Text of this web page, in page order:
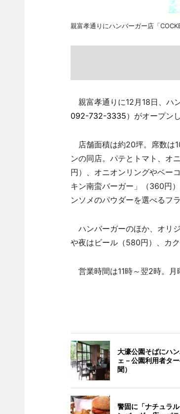
親富孝通りにハンバーガー店「
親富孝通りに12月18日、ハ
092-732-3335）がオープンし
店舗面積は約20坪。席数は
ンの同店。パテとトマト、オ
円）、オニオンリングやベー
キン南蛮バーガー」（360円
ンソメのパウダーを選べるフ
ハンバーガーのほか、オリ
や夜はビール（580円）、カ
営業時間は11時～翌2時。月
大濠公園そばにハ
ェ－公園利用者タ
聞）
警固に「ナチュラ